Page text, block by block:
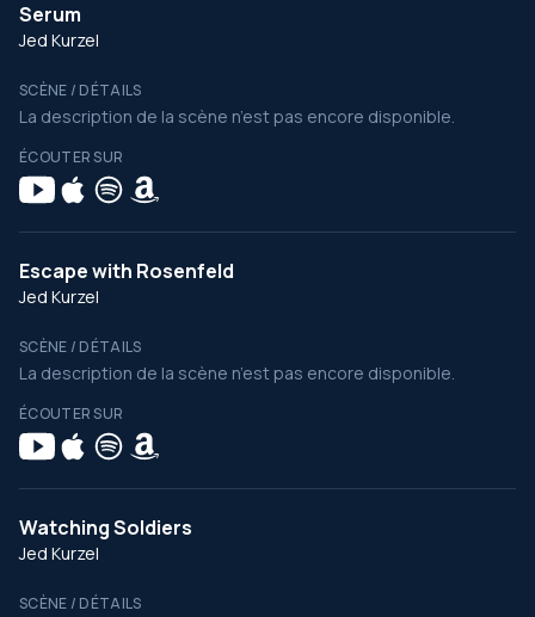
Serum
Jed Kurzel
SCÈNE / DÉTAILS
La description de la scène n’est pas encore disponible.
ÉCOUTER SUR
Escape with Rosenfeld
Jed Kurzel
SCÈNE / DÉTAILS
La description de la scène n’est pas encore disponible.
ÉCOUTER SUR
Watching Soldiers
Jed Kurzel
SCÈNE / DÉTAILS